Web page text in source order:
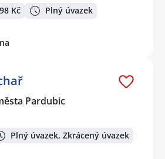
Kč Plný úvazek
Pardubic
Plný úvazek, Zkrácený úvazek